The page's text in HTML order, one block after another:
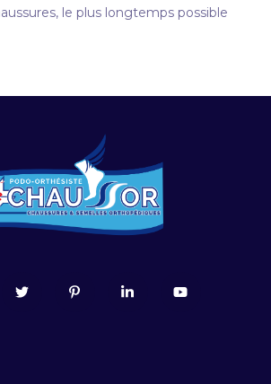
le plus longtemps possible